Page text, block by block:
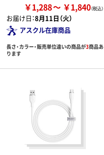
￥1,288 ￥1,840
お届け日：8月11日（火）
アスクル在庫商品
長さ・カラー・販売単位違いの商品が3商品あ
ります